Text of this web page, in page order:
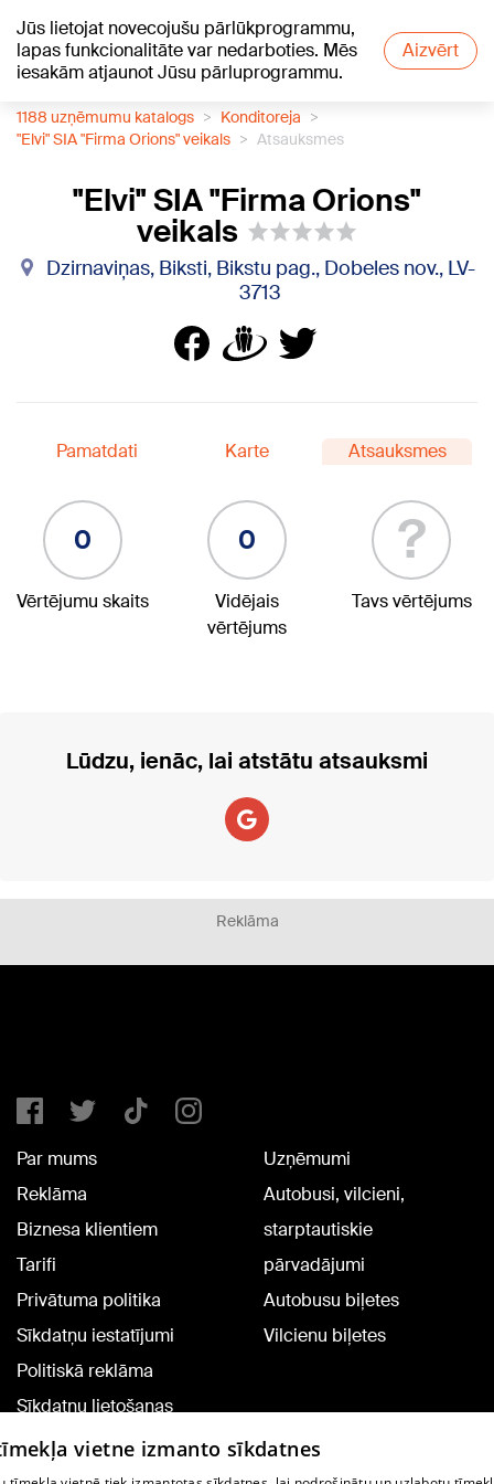
Jūs lietojat novecojušu pārlūkprogrammu,
lapas funkcionalitāte var nedarboties. Mēs
iesakām atjaunot Jūsu pārluprogrammu.
Aizvērt
+17°C
1188 uzņēmumu katalogs
Konditoreja
"Elvi" SIA "Firma Orions" veikals
Atsauksmes
"Elvi" SIA "Firma Orions"
veikals
Dzirnaviņas, Biksti, Bikstu pag., Dobeles nov., LV-
3713
Pamatdati Karte Atsauksmes
0
Vērtējumu skaits
0
Vidējais
vērtējums
?
Tavs vērtējums
Lūdzu, ienāc, lai atstātu atsauksmi
Reklāma
Par mums
Reklāma
Biznesa klientiem
Tarifi
Privātuma politika
Sīkdatņu iestatījumi
Politiskā reklāma
Sīkdatņu lietošanas
noteikumi
Komentāru pievienošana
Uzņēmumi
Autobusi, vilcieni,
starptautiskie
pārvadājumi
Autobusu biļetes
Vilcienu biļetes
vietne izmanto sīkdatnes